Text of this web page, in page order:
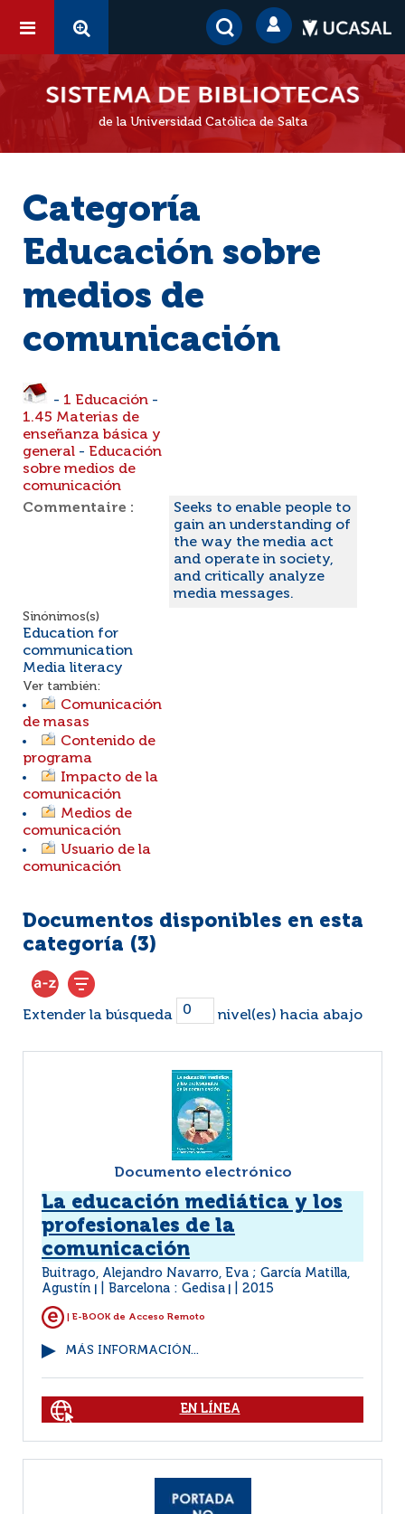
de la Universidad Católica de Salta
Categoría
Educación sobre
medios de
comunicación
- 1 Educación -
1.45 Materias de
enseñanza básica y
general - Educación
sobre medios de
comunicación
Commentaire :
Seeks to enable people to
gain an understanding of
the way the media act
and operate in society,
and critically analyze
media messages.
Sinónimos(s)
Education for
communication
Media literacy
Ver también:
Comunicación
de masas
Contenido de
programa
Impacto de la
comunicación
Medios de
comunicación
Usuario de la
comunicación
Documentos disponibles en esta
categoría (3)
Extender la búsqueda nivel(es) hacia abajo
Documento electrónico
La educación mediática y los
profesionales de la
comunicación
Buitrago, Alejandro Navarro, Eva ; García Matilla,
Agustín
Barcelona : Gedisa 2015
| E-BOOK de Acceso Remoto
MÁS INFORMACIÓN...
EN LÍNEA